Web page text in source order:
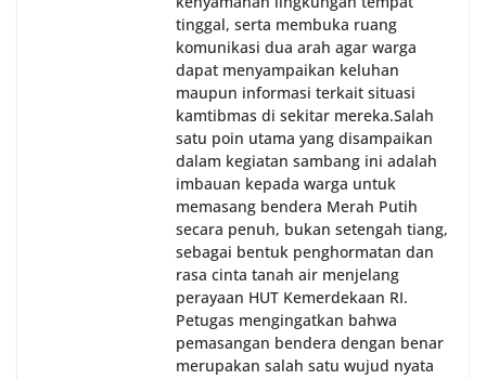
tinggal, serta membuka ruang
komunikasi dua arah agar warga
dapat menyampaikan keluhan
maupun informasi terkait situasi
kamtibmas di sekitar mereka.‎‎‎Salah
satu poin utama yang disampaikan
dalam kegiatan sambang ini adalah
imbauan kepada warga untuk
memasang bendera Merah Putih
secara penuh, bukan setengah tiang,
sebagai bentuk penghormatan dan
rasa cinta tanah air menjelang
perayaan HUT Kemerdekaan RI.
Petugas mengingatkan bahwa
pemasangan bendera dengan benar
merupakan salah satu wujud nyata